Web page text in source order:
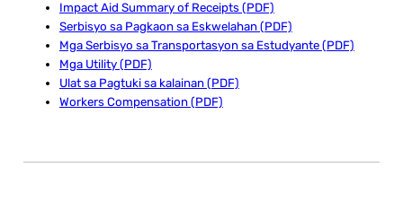
Impact Aid Summary of Receipts (PDF)
Serbisyo sa Pagkaon sa Eskwelahan (PDF)
Mga Serbisyo sa Transportasyon sa Estudyante (PDF)
Mga Utility (PDF)
Ulat sa Pagtuki sa kalainan (PDF)
Workers Compensation (PDF)